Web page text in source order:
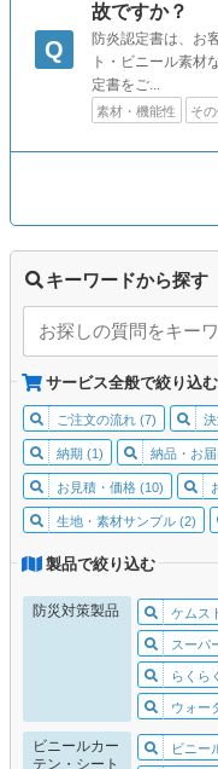
Q
故ですか？
防炎認定書は、お
ト・ビニール素材
定書をご...
素材・機能性 そ
キーワードから探す
サービス全般で絞り込む
ご注文の流れ (7)
納期 (1) 納品・お
お見積・価格 (10)
生地・素材サンプル (2)
製品で絞り込む
防災対策製品 ケムス
スーパ
らくら
ウォー
ビニールカー
テン・シート
ビニー